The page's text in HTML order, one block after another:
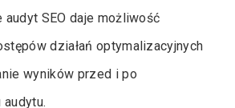
SEO daje możliwość
działań optymalizacyjnych
wyników przed i po